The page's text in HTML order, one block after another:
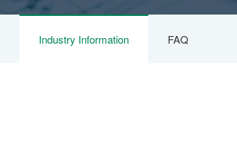
Industry Information FAQ